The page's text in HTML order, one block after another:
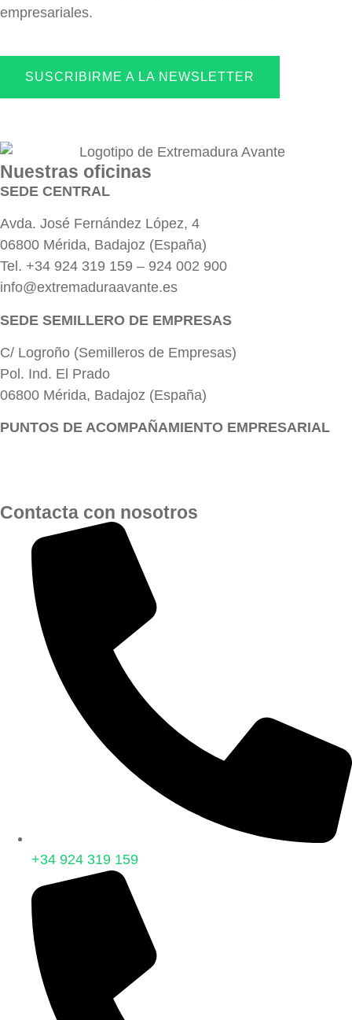
empresariales.
SUSCRIBIRME A LA NEWSLETTER
Nuestras oficinas
SEDE CENTRAL
Avda. José Fernández López, 4
06800 Mérida, Badajoz (España)
Tel. +34 924 319 159 – 924 002 900
info@extremaduraavante.es
SEDE SEMILLERO DE EMPRESAS
C/ Logroño (Semilleros de Empresas)
Pol. Ind. El Prado
06800 Mérida, Badajoz (España)
PUNTOS DE ACOMPAÑAMIENTO EMPRESARIAL
Contacta con nosotros
+34 924 319 159